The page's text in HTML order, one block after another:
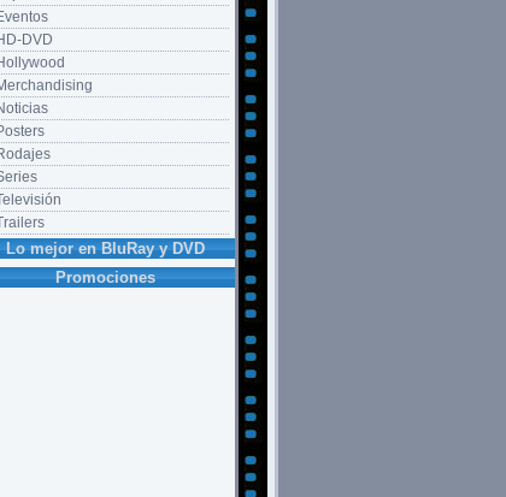
DVD
Lo mejor en BluRay y DVD
Promociones